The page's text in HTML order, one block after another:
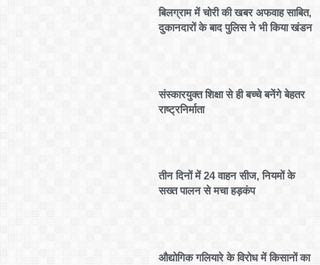
बिलग्राम में चोरी की खबर अफवाह साबित,
दुकानदारों के बाद पुलिस ने भी किया खंडन
संस्कारयुक्त शिक्षा से ही बच्चे बनेंगे बेहतर
राष्ट्रनिर्माता
तीन दिनों में 24 वाहन सीज, नियमों के
सख्त पालन से मचा हड़कंप
औद्योगिक गलियारे के विरोध में किसानों का